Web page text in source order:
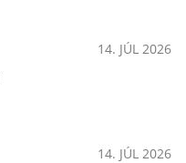
14. JÚL 2026
14. JÚL 2026